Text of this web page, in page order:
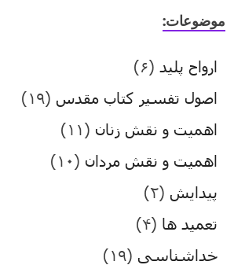
موضوعات:
ارواح پلید (۶)
اصول تفسیر کتاب مقدس (۱۹)
اهمیت و نقش زنان (۱۱)
اهمیت و نقش مردان (۱۰)
پیدایش (۲)
تعمید ها (۴)
خداشناسی (۱۹)